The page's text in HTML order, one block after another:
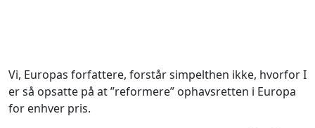
Vi, Europas forfattere, forstår simpelthen ikke, hvorfor I
er så opsatte på at ”reformere” ophavsretten i Europa
for enhver pris.